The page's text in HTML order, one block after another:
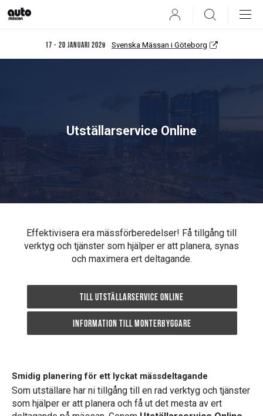
17 - 20 januari 2029 Svenska Mässan i Göteborg
User Search
Utställarservice Online
Effektivisera era mässförberedelser! Få tillgång till
verktyg och tjänster som hjälper er att planera, synas
och maximera ert deltagande.
Till Utställarservice Online
Information till monterbyggare
Smidig planering för ett lyckat mässdeltagande
Som utställare har ni tillgång till en rad verktyg och tjänster
som hjälper er att planera och få ut det mesta av ert